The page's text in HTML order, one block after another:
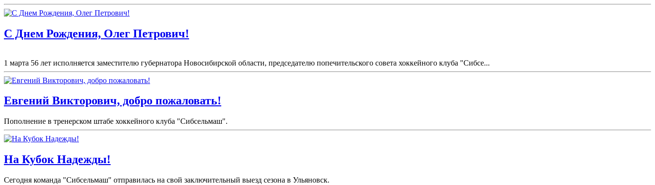
С Днем Рождения, Олег Петрович!
1 марта 56 лет исполняется заместителю губернатора Новосибирской области, председателю попечительского совета хоккейного клуба "Сибсе...
Евгений Викторович, добро пожаловать!
Пополнение в тренерском штабе хоккейного клуба "Сибсельмаш".
На Кубок Надежды!
Сегодня команда "Сибсельмаш" отправилась на свой заключительный выезд сезона в Ульяновск.